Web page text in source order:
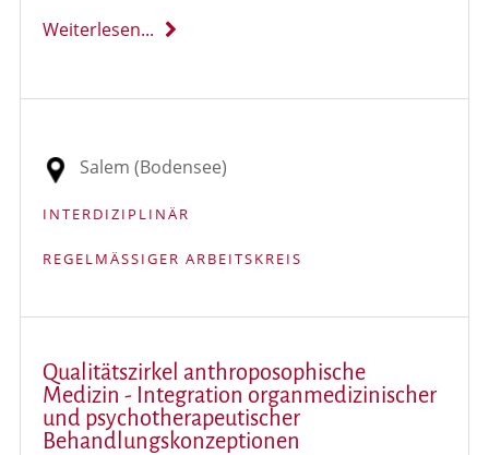
Weiterlesen...
Qualitätszirkel anthroposophische
Medizin - Integration organmedizinischer
und psychotherapeutischer
Behandlungskonzeptionen
Salem (Bodensee)
INTERDIZIPLINÄR
REGELMÄSSIGER ARBEITSKREIS